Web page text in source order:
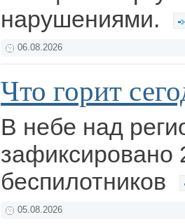
нарушениями.
06.08.2026
Что горит
В небе над
зафиксировано
беспилотников
05.08.2026